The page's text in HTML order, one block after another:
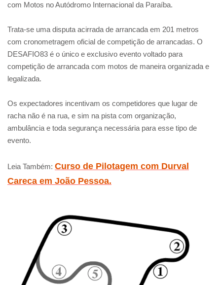
com Motos no Autódromo Internacional da Paraíba.
Trata-se uma disputa acirrada de arrancada em 201 metros
com cronometragem oficial de competição de arrancadas. O
DESAFIO83 é o único e exclusivo evento voltado para
competição de arrancada com motos de maneira organizada e
legalizada.
Os expectadores incentivam os competidores que lugar de
racha não é na rua, e sim na pista com organização,
ambulância e toda segurança necessária para esse tipo de
evento.
Leia Também: Curso de Pilotagem com Durval
Careca em João Pessoa.